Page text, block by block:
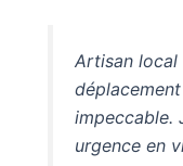
Artisan local
impeccable.
urgence en